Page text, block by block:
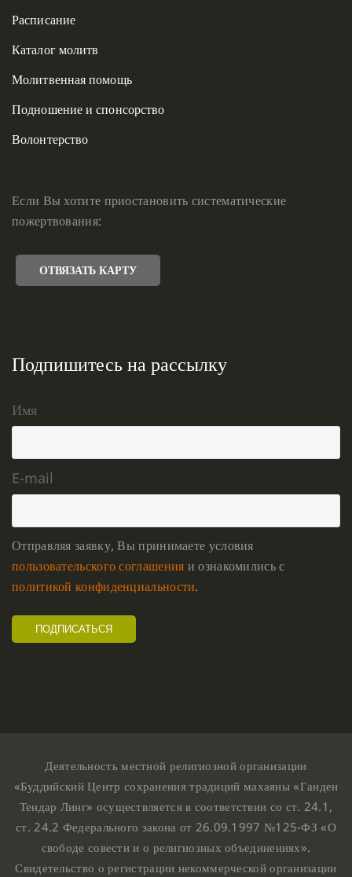
Расписание
Каталог молитв
Молитвенная помощь
Подношение и спонсорство
Волонтерство
Если Вы хотите приостановить систематические
пожертвования:
ОТВЯЗАТЬ КАРТУ
Подпишитесь на рассылку
Имя
E-mail
Отправляя заявку, Вы принимаете условия
пользовательского соглашения и ознакомились с
политикой конфиденциальности.
Деятельность местной религиозной организации
«Буддийский Центр сохранения традиций махаяны «Ганден
Тендар Линг» осуществляется в соответствии со ст. 24.1,
ст. 24.2 Федерального закона от 26.09.1997 №125-ФЗ «О
свободе совести и о религиозных объединениях».
Свидетельство о регистрации некоммерческой организации